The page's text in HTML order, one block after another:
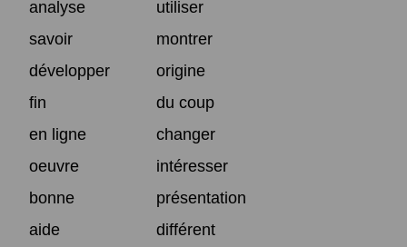
analyse
utiliser
savoir
montrer
développer
origine
fin
du coup
en ligne
changer
oeuvre
intéresser
bonne
présentation
aide
différent